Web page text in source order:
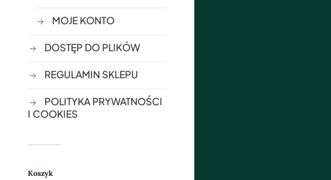
MOJE KONTO
DOSTĘP DO PLIKÓW
REGULAMIN SKLEPU
POLITYKA PRYWATNOŚCI
I COOKIES
Koszyk